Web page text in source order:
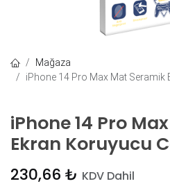
Mağaza
iPhone 14 Pro Max Mat Seramik
iPhone 14 Pro
Ekran Koruyucu
230,66 ₺ KDV Dahil